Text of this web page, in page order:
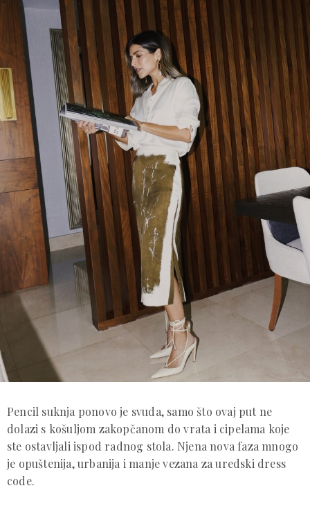
Pencil suknja ponovo je svuda, samo što ovaj put ne
dolazi s košuljom zakopčanom do vrata i cipelama koje
ste ostavljali ispod radnog stola. Njena nova faza mnogo
je opuštenija, urbanija i manje vezana za uredski dress
code.